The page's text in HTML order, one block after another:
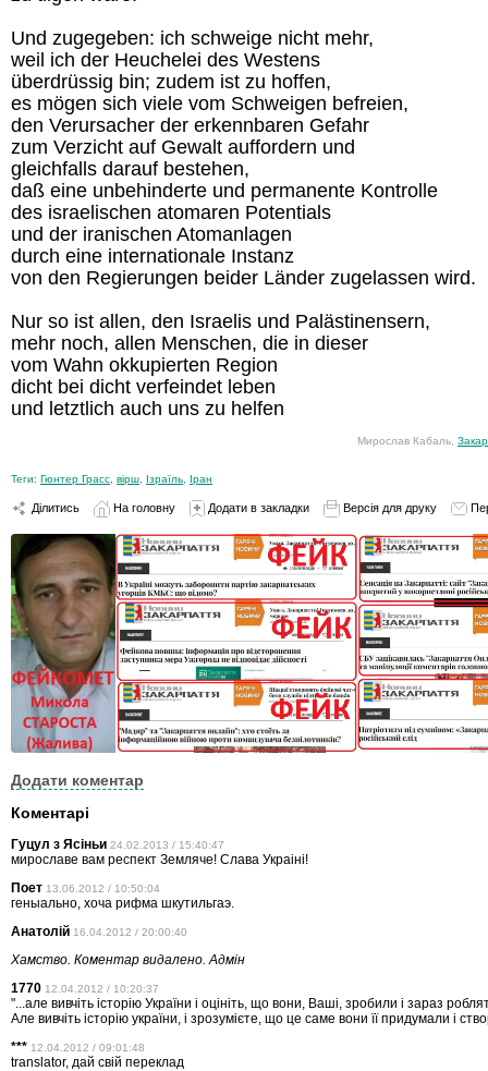
Und zugegeben: ich schweige nicht mehr,
weil ich der Heuchelei des Westens
überdrüssig bin; zudem ist zu hoffen,
es mögen sich viele vom Schweigen befreien,
den Verursacher der erkennbaren Gefahr
zum Verzicht auf Gewalt auffordern und
gleichfalls darauf bestehen,
daß eine unbehinderte und permanente Kontrolle
des israelischen atomaren Potentials
und der iranischen Atomanlagen
durch eine internationale Instanz
von den Regierungen beider Länder zugelassen wird.
Nur so ist allen, den Israelis und Palästinensern,
mehr noch, allen Menschen, die in dieser
vom Wahn okkupierten Region
dicht bei dicht verfeindet leben
und letztlich auch uns zu helfen
Мирослав Кабаль,
Теги: Гюнтер Грасс вірш Ізраїль Іран
Ділитись На головну Додати в закладки Версія для друку
Додати коментар
Коментарі
Гуцул з Ясіньи 24.02.2013 / 15:40:47
мирославе вам респект Земляче! Слава Украіні!
Поет 13.06.2012 / 10:50:04
геныально, хоча рифма шкутильгаэ.
Анатолій 16.04.2012 / 20:00:40
Хамство. Коментар видалено. Адмін
1770 12.04.2012 / 10:20:37
"...але вивчіть історію України і оцініть, що вони, Ваші, зробили і зараз
Але вивчіть історію україни, і зрозумієте, що це саме вони її придумали і
*** 12.04.2012 / 09:01:48
translator, дай свій переклад